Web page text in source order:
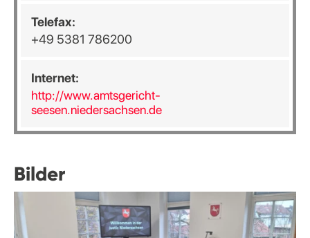
Telefax:
+49 5381 786200
Internet:
http://www.amtsgericht-
seesen.niedersachsen.de
Bilder